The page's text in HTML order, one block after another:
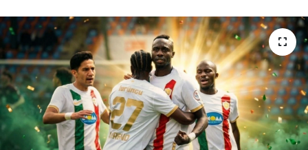
KÜLTÜR SANAT
EĞİTİM
ÖZEL HABER
POLİTİKA
Haber Arşivi